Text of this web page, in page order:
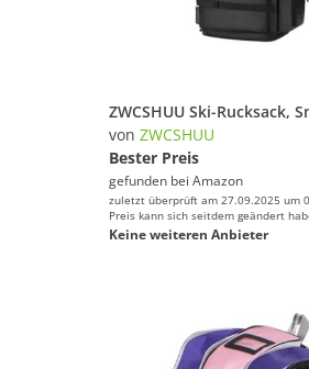
von ZWCSHUU
Bester Preis
gefunden bei Amazon
zuletzt überprüft am 27.09.2025 um
Preis kann sich seitdem geändert
Keine weiteren Anbieter